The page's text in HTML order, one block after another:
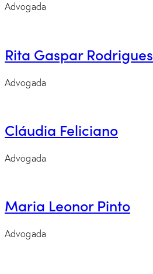
Advogada
Rita Gaspar Rodrigues
Advogada
Cláudia Feliciano
Advogada
Maria Leonor Pinto
Advogada